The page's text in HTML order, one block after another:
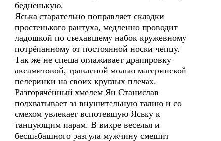
бедненькую.
Яська старательно поправляет складки
простенького рантуха, медленно проводит
ладошкой по съехавшему набок кружевному
потрёпанному от постоянной носки чепцу.
Так же не спеша оглаживает драпировку
аксамитовой, травленой молью материнской
пелеринки на своих круглых плечах.
Разгорячённый хмелем Ян Станислав
подхватывает за внушительную талию и со
смехом увлекает вспотевшую Яську к
танцующим парам. В вихре веселья и
бесшабашного разгула мужчину смешит